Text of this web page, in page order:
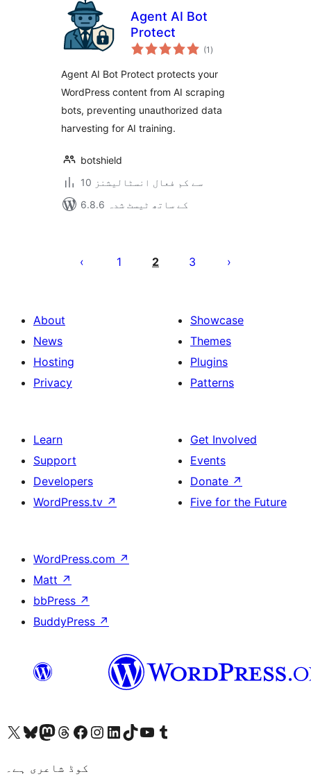
Agent AI Bot
Protect
(1 مجموعی
درجہ
)
Agent AI Bot Protect protects your
WordPress content from AI scraping
bots, preventing unauthorized data
harvesting for AI training.
botshield
10 سے کم فعال انسٹالیشنز
6.8.6 کے ساتھ ٹیسٹ شدہ
pagination
1 2 3
About
News
Hosting
Privacy
Showcase
Themes
Plugins
Patterns
Learn
Support
Developers
WordPress.tv ↗
Get Involved
Events
Donate ↗
Five for the Future
WordPress.com ↗
Matt ↗
bbPress ↗
BuddyPress ↗
Visit our X (formerly Twitter) account
ہمارے بلیواسکائی اکاؤنٹ پر جائیں
Visit our Mastodon account
ہمارے ٹھریڈز اکاؤنٹ پر جائیں
Visit our Facebook page
Visit our Instagram account
Visit our LinkedIn account
ہمارے ٹک ٹاک اکاؤنٹ پر جائیں
Visit our YouTube channel
ہمارے ٹمبلر اکاؤنٹ پر جائیں
کوڈ شاعری ہے۔